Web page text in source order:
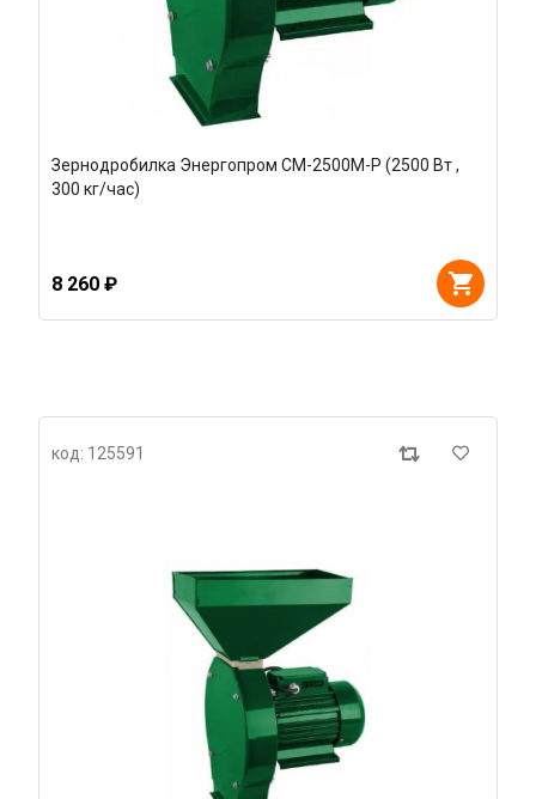
Зернодробилка Энергопром CM-2500M-P (2500 Вт ,
300 кг/час)
8 260 ₽
код: 125591